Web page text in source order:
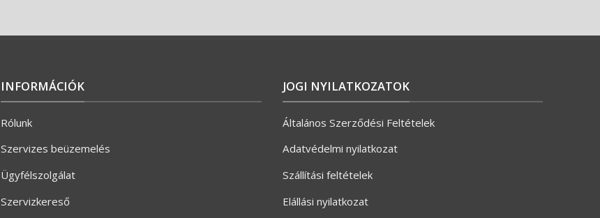
INFORMÁCIÓK
Rólunk
Szervizes beüzemelés
Ügyfélszolgálat
Szervizkereső
JOGI NYILATKOZATOK
Általános Szerződési Feltételek
Adatvédelmi nyilatkozat
Szállítási feltételek
Elállási nyilatkozat